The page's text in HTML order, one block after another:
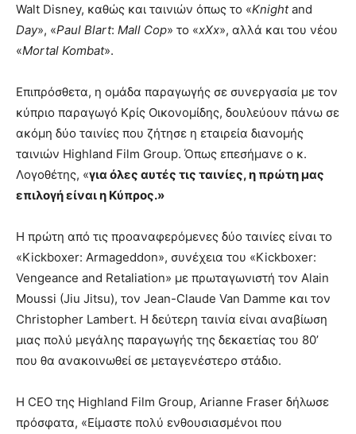
Walt Disney, καθώς και ταινιών όπως το «Knightand
Day», «Paul Blart: Mall Cop» το «xXx», αλλά και του νέου
«Mortal Kombat».
Επιπρόσθετα, η ομάδα παραγωγής σε συνεργασία με τον
κύπριο παραγωγό Κρίς Οικονομίδης, δουλεύουν πάνω σε
ακόμη δύο ταινίες που ζήτησε η εταιρεία διανομής
ταινιών Highland Film Group. Όπως επεσήμανε ο κ.
Λογοθέτης, «για όλες αυτές τις ταινίες, η πρώτη μας
επιλογή είναι η Κύπρος.»
Η πρώτη από τις προαναφερόμενες δύο ταινίες είναι το
«Kickboxer: Armageddon», συνέχεια του «Kickboxer:
Vengeance and Retaliation» με πρωταγωνιστή τον Alain
Moussi (Jiu Jitsu), τον Jean-Claude Van Damme και τον
Christopher Lambert. Η δεύτερη ταινία είναι αναβίωση
μιας πολύ μεγάλης παραγωγής της δεκαετίας του 80’
που θα ανακοινωθεί σε μεταγενέστερο στάδιο.
Η CEO της Highland Film Group, Arianne Fraser δήλωσε
πρόσφατα, «Είμαστε πολύ ενθουσιασμένοι που